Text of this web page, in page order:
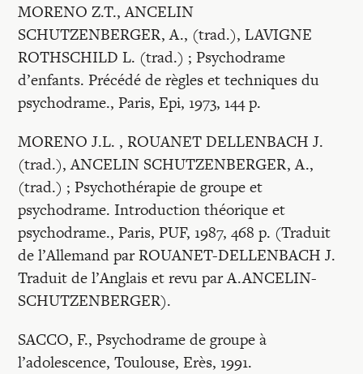
MORENO Z.T., ANCELIN
SCHUTZENBERGER, A., (trad.), LAVIGNE
ROTHSCHILD L. (trad.) ; Psychodrame
d’enfants. Précédé de règles et techniques du
psychodrame., Paris, Epi, 1973, 144 p.
MORENO J.L. , ROUANET DELLENBACH J.
(trad.), ANCELIN SCHUTZENBERGER, A.,
(trad.) ; Psychothérapie de groupe et
psychodrame. Introduction théorique et
psychodrame., Paris, PUF, 1987, 468 p. (Traduit
de l’Allemand par ROUANET-DELLENBACH J.
Traduit de l’Anglais et revu par A.ANCELIN-
SCHUTZENBERGER).
SACCO, F., Psychodrame de groupe à
l’adolescence, Toulouse, Erès, 1991.